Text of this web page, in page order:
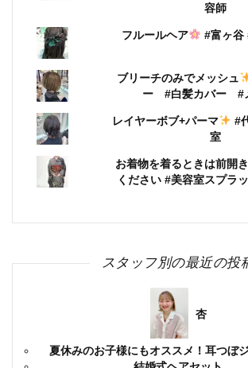
容師
フルールヘア #富ヶ谷
ブリーチのみでメッシュ
ー #白髪カバー #
レイヤーボブ+パーマ
#
室
お着物を着るときは前開
ください #美容室スプラ
スタッフ別の最近の投
杏
夏休みのお子様にもオススメ！耳つぼ